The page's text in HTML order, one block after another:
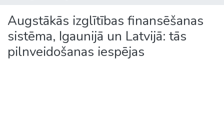
Augstākās izglītības finansēšanas
sistēma, Igaunijā un Latvijā: tās
pilnveidošanas iespējas